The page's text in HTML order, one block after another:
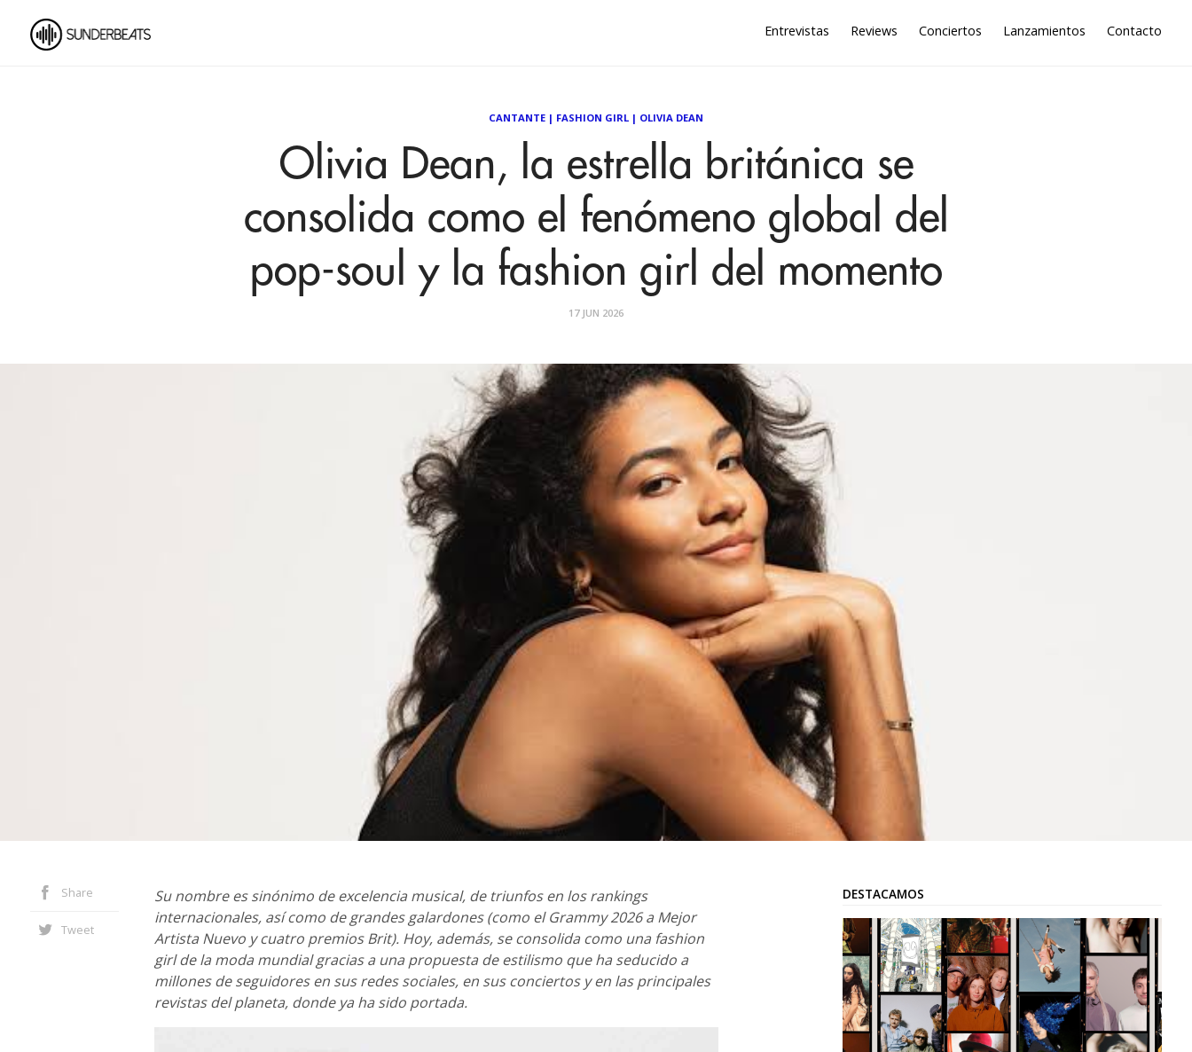
Entrevistas Reviews Conciertos Lanzamientos Contacto
CANTANTE | FASHION GIRL | OLIVIA DEAN
Olivia Dean, la estrella británica se
consolida como el fenómeno global del
pop-soul y la fashion girl del momento
17 JUN 2026
Share
Tweet
Su nombre es sinónimo de excelencia musical, de triunfos en los rankings
internacionales, así como de grandes galardones (como el Grammy 2026 a Mejor
Artista Nuevo y cuatro premios Brit). Hoy, además, se consolida como una fashion
girl de la moda mundial gracias a una propuesta de estilismo que ha seducido a
millones de seguidores en sus redes sociales, en sus conciertos y en las principales
revistas del planeta, donde ya ha sido portada.
DESTACAMOS